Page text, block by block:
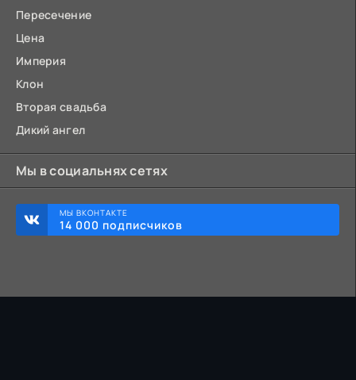
Пересечение
Цена
Империя
Клон
Вторая свадьба
Дикий ангел
Мы в социальнях сетях
МЫ ВКОНТАКТЕ
14 000 подписчиков